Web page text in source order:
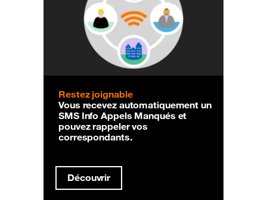
Restez joignable
Vous recevez automatiquement un
SMS Info Appels Manqués et
pouvez rappeler vos
correspondants.
Découvrir